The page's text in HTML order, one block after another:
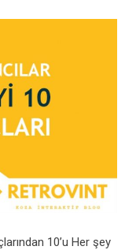
10’u Her şey